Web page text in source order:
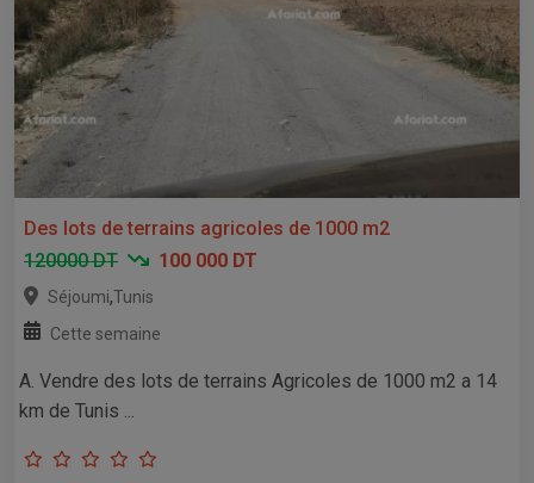
Des lots de terrains agricoles de 1000 m2
120000 DT
100 000 DT
Séjoumi,Tunis
Cette semaine
A. Vendre des lots de terrains Agricoles de 1000 m2 a 14
km de Tunis ...